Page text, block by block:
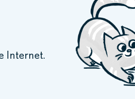
Internet.